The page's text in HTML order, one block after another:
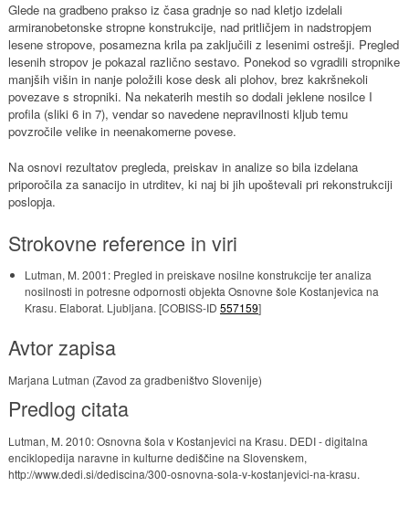
Glede na gradbeno prakso iz časa gradnje so nad kletjo izdelali
armiranobetonske stropne konstrukcije, nad pritličjem in nadstropjem
lesene stropove, posamezna krila pa zaključili z lesenimi ostrešji. Pregled
lesenih stropov je pokazal različno sestavo. Ponekod so vgradili stropnike
manjših višin in nanje položili kose desk ali plohov, brez kakršnekoli
povezave s stropniki. Na nekaterih mestih so dodali jeklene nosilce I
profila (sliki 6 in 7), vendar so navedene nepravilnosti kljub temu
povzročile velike in neenakomerne povese.
Na osnovi rezultatov pregleda, preiskav in analize so bila izdelana
priporočila za sanacijo in utrditev, ki naj bi jih upoštevali pri rekonstrukciji
poslopja.
Strokovne reference in viri
Lutman, M. 2001: Pregled in preiskave nosilne konstrukcije ter analiza
nosilnosti in potresne odpornosti objekta Osnovne šole Kostanjevica na
Krasu. Elaborat. Ljubljana. [COBISS-ID 557159]
Avtor zapisa
Marjana Lutman (Zavod za gradbeništvo Slovenije)
Predlog citata
Lutman, M. 2010: Osnovna šola v Kostanjevici na Krasu. DEDI - digitalna
enciklopedija naravne in kulturne dediščine na Slovenskem,
http://www.dedi.si/dediscina/300-osnovna-sola-v-kostanjevici-na-krasu.